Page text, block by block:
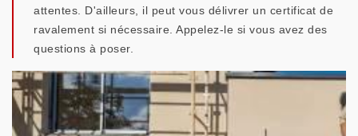
attentes. D'ailleurs, il peut vous délivrer un certificat de
ravalement si nécessaire. Appelez-le si vous avez des
questions à poser.